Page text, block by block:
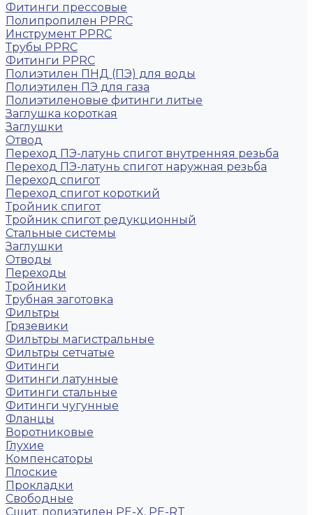
Фитинги прессовые
Полипропилен PPRC
Инструмент PPRC
Трубы PPRC
Фитинги PPRC
Полиэтилен ПНД (ПЭ) для воды
Полиэтилен ПЭ для газа
Полиэтиленовые фитинги литые
Заглушка короткая
Заглушки
Отвод
Переход ПЭ-латунь спигот внутренняя резьба
Переход ПЭ-латунь спигот наружная резьба
Переход спигот
Переход спигот короткий
Тройник спигот
Тройник спигот редукционный
Стальные системы
Заглушки
Отводы
Переходы
Тройники
Трубная заготовка
Фильтры
Грязевики
Фильтры магистральные
Фильтры сетчатые
Фитинги
Фитинги латунные
Фитинги стальные
Фитинги чугунные
Фланцы
Воротниковые
Глухие
Компенсаторы
Плоские
Прокладки
Свободные
Сшит. полиэтилен PE-X, PE-RT